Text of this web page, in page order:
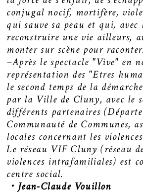
conjugal nocif, mortifère,
qui sauve sa peau et qui, avec
reconstruire une vie ailleurs,
monter sur scène pour
–Après le spectacle "Vive" en
représentation des "Etres
le second temps de la
par la Ville de Cluny, avec le
différents partenaires
Communauté de Communes,
locales concernant les
Le réseau VIF Cluny (réseau
violences intrafamiliales) est
centre social.
・Jean-Claude Vouillon